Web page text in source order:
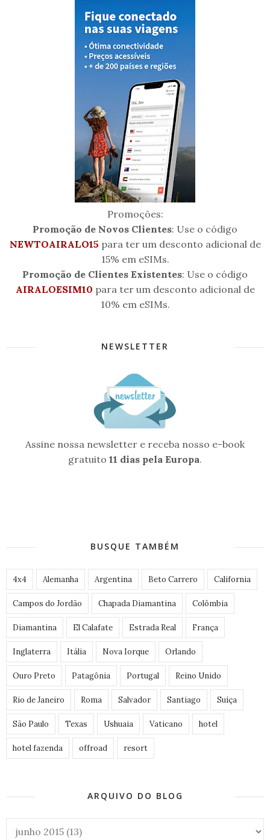
Promoções:
Promoção de Novos Clientes: Use o código
NEWTOAIRALO15 para ter um desconto adicional de
15% em eSIMs.
Promoção de Clientes Existentes: Use o código
AIRALOESIM10 para ter um desconto adicional de
10% em eSIMs.
NEWSLETTER
Assine nossa newsletter e receba nosso e-book
gratuito 11 dias pela Europa.
BUSQUE TAMBÉM
4x4 Alemanha Argentina Beto Carrero California
Campos do Jordão Chapada Diamantina Colômbia
Diamantina El Calafate Estrada Real França
Inglaterra Itália Nova Iorque Orlando
Ouro Preto Patagônia Portugal Reino Unido
Rio de Janeiro Roma Salvador Santiago Suíça
São Paulo Texas Ushuaia Vaticano hotel
hotel fazenda offroad resort
ARQUIVO DO BLOG